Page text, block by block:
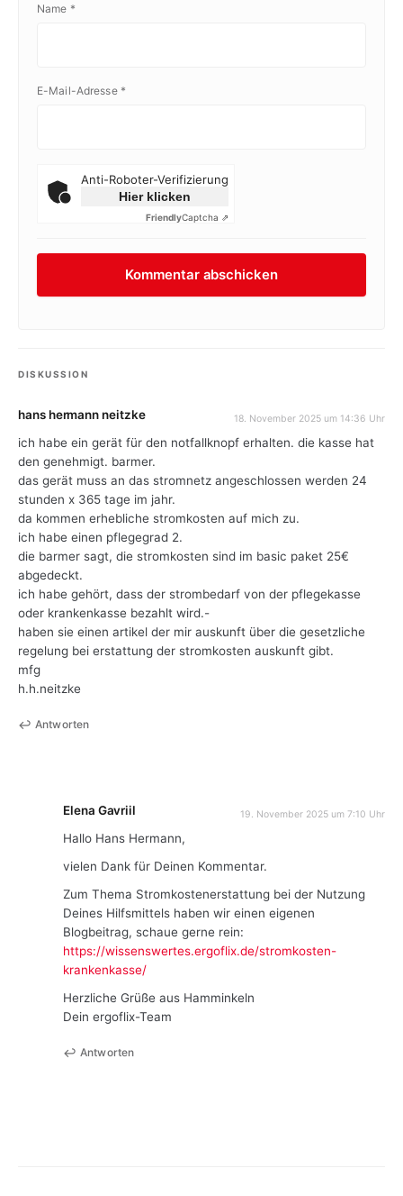
Name *
E-Mail-Adresse *
Anti-Roboter-Verifizierung
Hier klicken
FriendlyCaptcha ⇗
DISKUSSION
hans hermann neitzke 18. November 2025 um 14:36 Uhr
ich habe ein gerät für den notfallknopf erhalten. die kasse hat
den genehmigt. barmer.
das gerät muss an das stromnetz angeschlossen werden 24
stunden x 365 tage im jahr.
da kommen erhebliche stromkosten auf mich zu.
ich habe einen pflegegrad 2.
die barmer sagt, die stromkosten sind im basic paket 25€
abgedeckt.
ich habe gehört, dass der strombedarf von der pflegekasse
oder krankenkasse bezahlt wird.-
haben sie einen artikel der mir auskunft über die gesetzliche
regelung bei erstattung der stromkosten auskunft gibt.
mfg
h.h.neitzke
Antworten
Elena Gavriil 19. November 2025 um 7:10 Uhr
Hallo Hans Hermann,
vielen Dank für Deinen Kommentar.
Zum Thema Stromkostenerstattung bei der Nutzung
Deines Hilfsmittels haben wir einen eigenen
Blogbeitrag, schaue gerne rein:
https://wissenswertes.ergoflix.de/stromkosten-
krankenkasse/
Herzliche Grüße aus Hamminkeln
Dein ergoflix-Team
Antworten